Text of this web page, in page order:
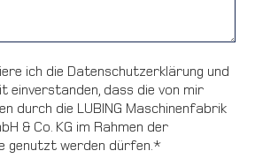
ich die Datenschutzerklärung und
einverstanden, dass die von mir
durch die LUBING Maschinenfabrik
& Co. KG im Rahmen der
genutzt werden dürfen.*